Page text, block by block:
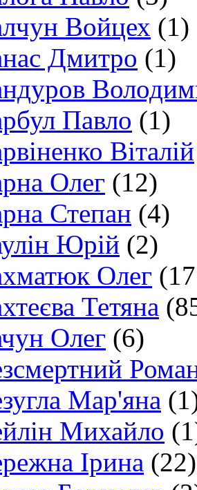
Войцех (1)
Дмитро (1)
Павло (1)
Віталій
Олег (12)
Степан (4)
Юрій (2)
Олег
Тетяна
Олег (6)
Мар'яна
Михайло
Ірина (22)